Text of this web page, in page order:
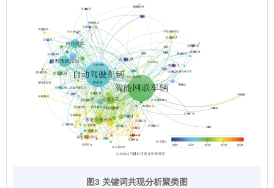
图3 关键词共现分析聚类图